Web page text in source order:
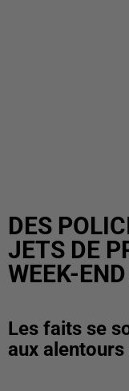
DES
JETS DE
WEEK-
Les faits se
aux